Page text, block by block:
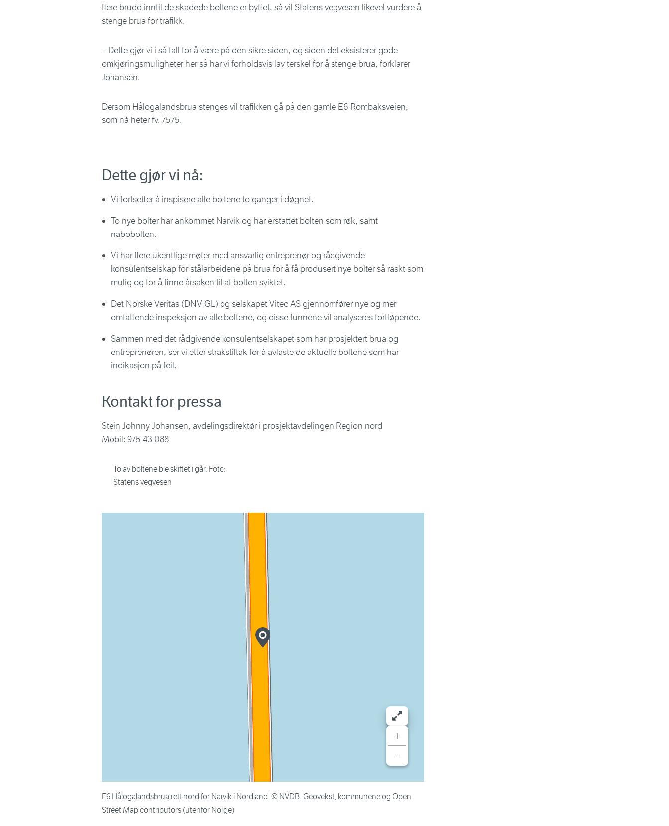
flere brudd inntil de skadede boltene er byttet, så vil Statens vegvesen likevel vurdere å
stenge brua for trafikk.
– Dette gjør vi i så fall for å være på den sikre siden, og siden det eksisterer gode
omkjøringsmuligheter her så har vi forholdsvis lav terskel for å stenge brua, forklarer
Johansen.
Dersom Hålogalandsbrua stenges vil trafikken gå på den gamle E6 Rombaksveien,
som nå heter fv. 7575.
Dette gjør vi nå:
Vi fortsetter å inspisere alle boltene to ganger i døgnet.
To nye bolter har ankommet Narvik og har erstattet bolten som røk, samt
nabobolten.
Vi har flere ukentlige møter med ansvarlig entreprenør og rådgivende
konsulentselskap for stålarbeidene på brua for å få produsert nye bolter så raskt som
mulig og for å finne årsaken til at bolten sviktet.
Det Norske Veritas (DNV GL) og selskapet Vitec AS gjennomfører nye og mer
omfattende inspeksjon av alle boltene, og disse funnene vil analyseres fortløpende.
Sammen med det rådgivende konsulentselskapet som har prosjektert brua og
entreprenøren, ser vi etter strakstiltak for å avlaste de aktuelle boltene som har
indikasjon på feil.
Kontakt for pressa
Stein Johnny Johansen, avdelingsdirektør i prosjektavdelingen Region nord
Mobil: 975 43 088
To av boltene ble skiftet i går. Foto:
Statens vegvesen
+
−
E6 Hålogalandsbrua rett nord for Narvik i Nordland. © NVDB, Geovekst, kommunene og Open
Street Map contributors (utenfor Norge)